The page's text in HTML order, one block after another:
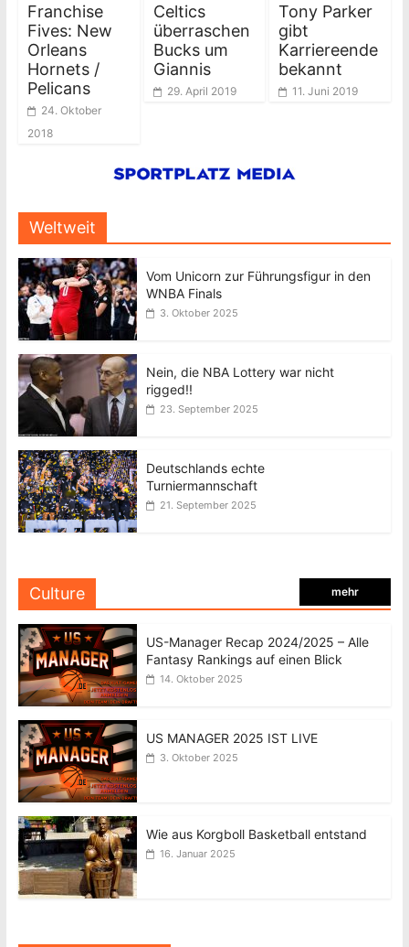
Franchise
Fives: New
Orleans
Hornets /
Pelicans
24. Oktober
2018
Celtics
überraschen
Bucks um
Giannis
29. April 2019
Tony Parker
gibt
Karriereende
bekannt
11. Juni 2019
Weltweit
Vom Unicorn zur Führungsfigur in den
WNBA Finals
3. Oktober 2025
Nein, die NBA Lottery war nicht
rigged!!
23. September 2025
Deutschlands echte
Turniermannschaft
21. September 2025
Culture mehr
US-Manager Recap 2024/2025 – Alle
Fantasy Rankings auf einen Blick
14. Oktober 2025
US MANAGER 2025 IST LIVE
3. Oktober 2025
Wie aus Korgboll Basketball entstand
16. Januar 2025